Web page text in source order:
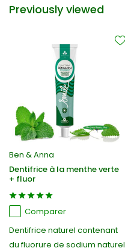
Previously viewed
Ben & Anna
Dentifrice à la menthe verte
+ fluor
Comparer
Dentifrice naturel contenant
du fluorure de sodium naturel